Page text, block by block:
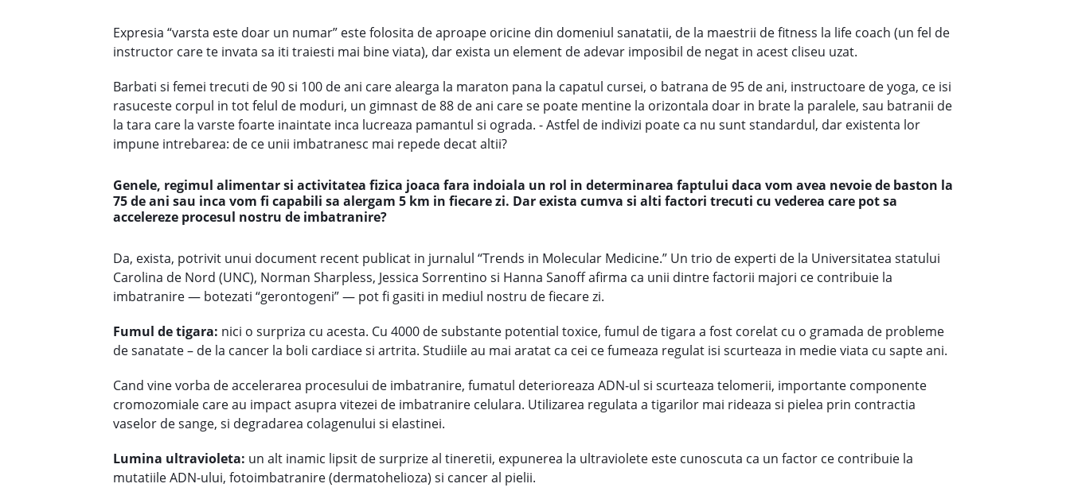
Expresia “varsta este doar un numar” este folosita de aproape oricine din domeniul sanatatii, de la maestrii de fitness la life coach (un fel de
instructor care te invata sa iti traiesti mai bine viata), dar exista un element de adevar imposibil de negat in acest cliseu uzat.
Barbati si femei trecuti de 90 si 100 de ani care alearga la maraton pana la capatul cursei, o batrana de 95 de ani, instructoare de yoga, ce isi
rasuceste corpul in tot felul de moduri, un gimnast de 88 de ani care se poate mentine la orizontala doar in brate la paralele, sau batranii de
la tara care la varste foarte inaintate inca lucreaza pamantul si ograda. - Astfel de indivizi poate ca nu sunt standardul, dar existenta lor
impune intrebarea: de ce unii imbatranesc mai repede decat altii?
Genele, regimul alimentar si activitatea fizica joaca fara indoiala un rol in determinarea faptului daca vom avea nevoie de baston la
75 de ani sau inca vom fi capabili sa alergam 5 km in fiecare zi. Dar exista cumva si alti factori trecuti cu vederea care pot sa
accelereze procesul nostru de imbatranire?
Da, exista, potrivit unui document recent publicat in jurnalul “Trends in Molecular Medicine.” Un trio de experti de la Universitatea statului
Carolina de Nord (UNC), Norman Sharpless, Jessica Sorrentino si Hanna Sanoff afirma ca unii dintre factorii majori ce contribuie la
imbatranire — botezati “gerontogeni” — pot fi gasiti in mediul nostru de fiecare zi.
Fumul de tigara: nici o surpriza cu acesta. Cu 4000 de substante potential toxice, fumul de tigara a fost corelat cu o gramada de probleme
de sanatate – de la cancer la boli cardiace si artrita. Studiile au mai aratat ca cei ce fumeaza regulat isi scurteaza in medie viata cu sapte ani.
Cand vine vorba de accelerarea procesului de imbatranire, fumatul deterioreaza ADN-ul si scurteaza telomerii, importante componente
cromozomiale care au impact asupra vitezei de imbatranire celulara. Utilizarea regulata a tigarilor mai rideaza si pielea prin contractia
vaselor de sange, si degradarea colagenului si elastinei.
Lumina ultravioleta: un alt inamic lipsit de surprize al tineretii, expunerea la ultraviolete este cunoscuta ca un factor ce contribuie la
mutatiile ADN-ului, fotoimbatranire (dermatohelioza) si cancer al pielii.